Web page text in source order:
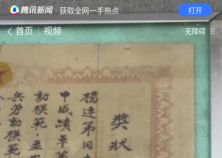
· 获取全网一手热点 打开
首页 视频 无障碍